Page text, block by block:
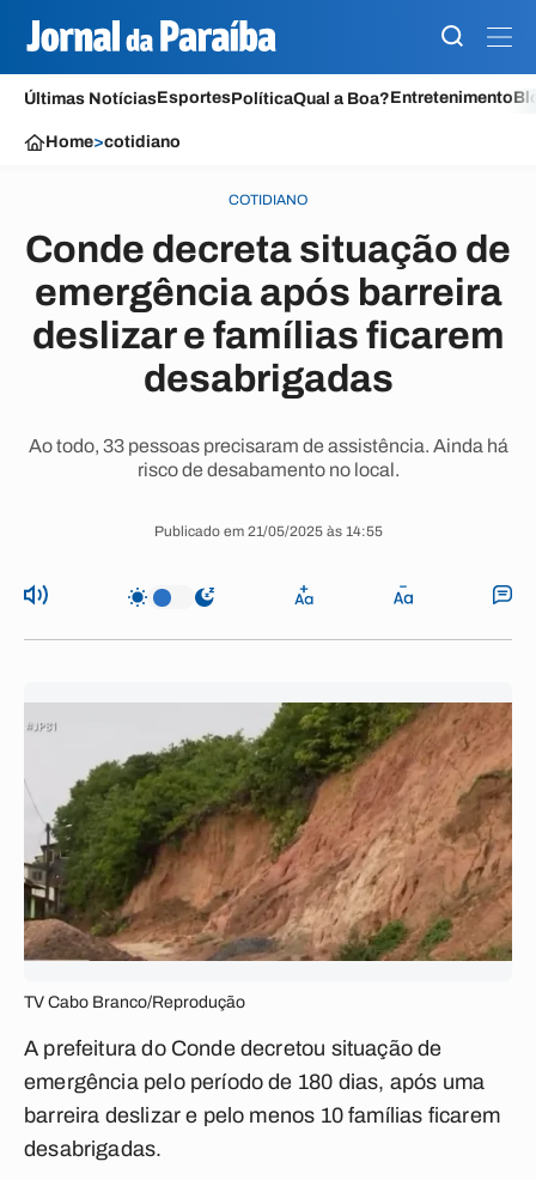
Últimas NotíciasEsportesPolíticaQual a Boa?Entretenimento
Home>cotidiano
COTIDIANO
Conde decreta situação de
emergência após barreira
deslizar e famílias ficarem
desabrigadas
Ao todo, 33 pessoas precisaram de assistência. Ainda há
risco de desabamento no local.
Publicado em 21/05/2025 às 14:55
TV Cabo Branco/Reprodução
A prefeitura do Conde decretou situação de
emergência pelo período de 180 dias, após uma
barreira deslizar e pelo menos 10 famílias ficarem
desabrigadas.